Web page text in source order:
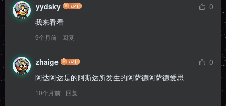
yydsky
0
我来看看
9个月前 回复
zhaige
0
阿达阿达是的阿斯达所发生的阿萨德阿萨德爱思
10个月前 回复